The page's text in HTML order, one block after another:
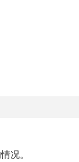
况。